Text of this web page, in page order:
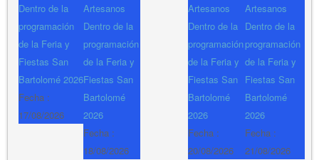
Dentro de la
programación
de la Feria y
Fiestas San
Bartolomé 2026
Fecha :
17/08/2026
Artesanos
Dentro de la
programación
de la Feria y
Fiestas San
Bartolomé
2026
Fecha :
18/08/2026
Artesanos
Dentro de la
programación
de la Feria y
Fiestas San
Bartolomé
2026
Fecha :
20/08/2026
Artesanos
Dentro de la
programación
de la Feria y
Fiestas San
Bartolomé
2026
Fecha :
21/08/2026